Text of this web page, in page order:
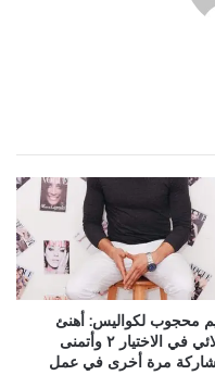
محجوب لكواليس: أهنئ
زملائي في الاختيار ٢ وأتمنى
مرة أخرى في عمل